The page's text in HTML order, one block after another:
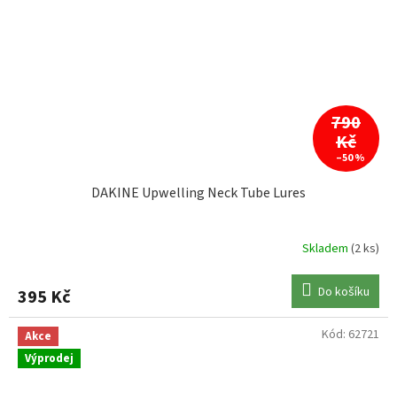
790
Kč
–50 %
DAKINE Upwelling Neck Tube Lures
Skladem (2 ks)
395 Kč Do košíku
Akce
Výprodej
Kód: 62721